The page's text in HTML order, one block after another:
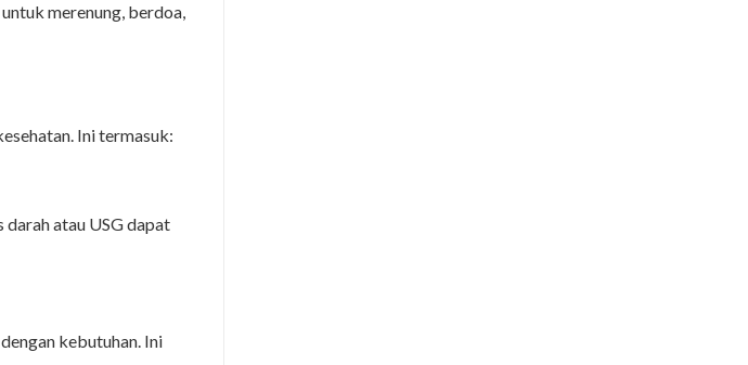
merenung, berdoa,
Ini termasuk:
atau USG dapat
kebutuhan. Ini